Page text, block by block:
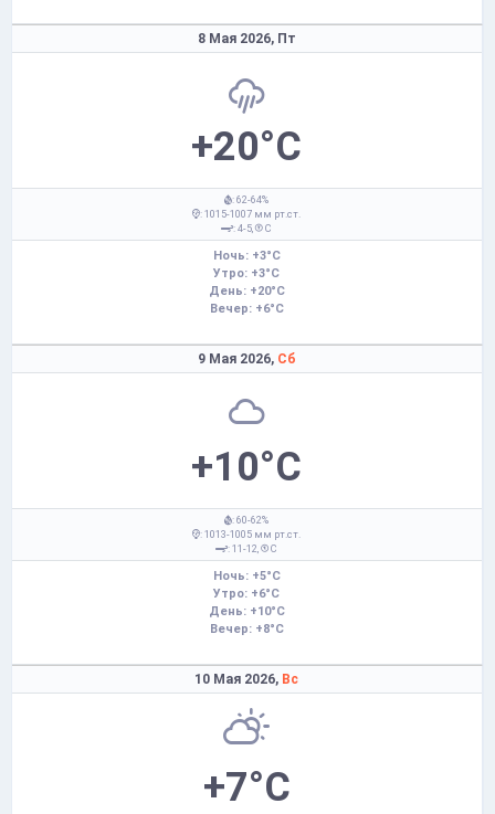
8 Мая 2026, Пт
+20°C
: 62-64%
: 1015-1007 мм рт.ст.
: 4-5,
С
Ночь: +3°C
Утро: +3°C
День: +20°C
Вечер: +6°C
9 Мая 2026, Сб
+10°C
: 60-62%
: 1013-1005 мм рт.ст.
: 11-12,
С
Ночь: +5°C
Утро: +6°C
День: +10°C
Вечер: +8°C
10 Мая 2026, Вс
+7°C